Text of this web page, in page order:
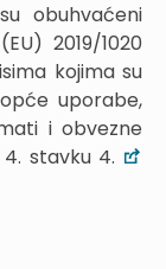
obuhvaćeni
2019/1020
kojima su
uporabe,
i obvezne
stavku 4.